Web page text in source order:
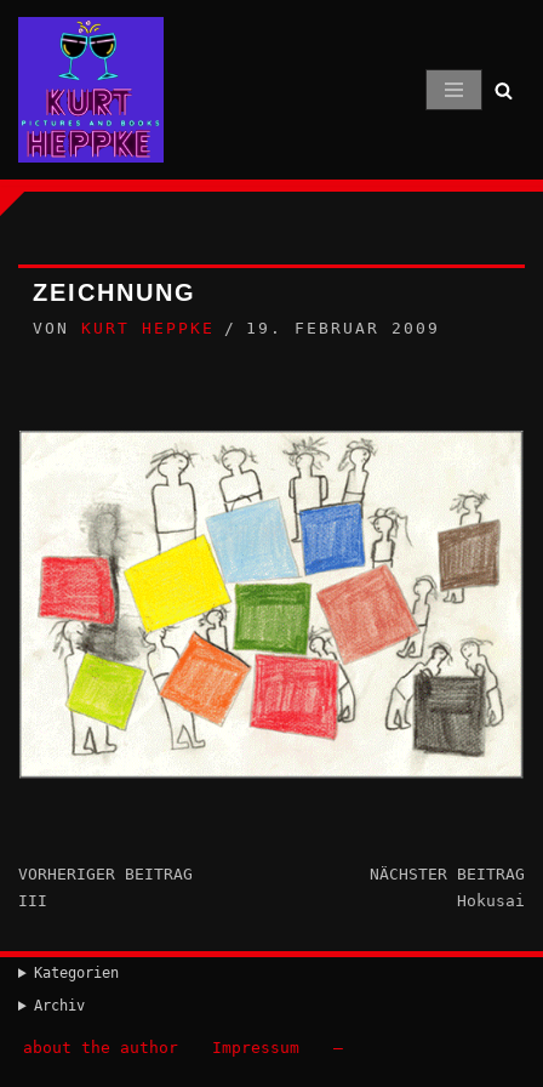
Inhalt
springen
ZEICHNUNG
VON KURT HEPPKE 19. FEBRUAR 2009
VORHERIGER BEITRAG
III
NÄCHSTER BEITRAG
Hokusai
Kategorien
Archiv
about the author Impressum –